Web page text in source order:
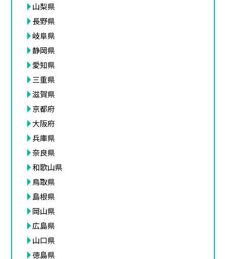
山梨県
長野県
岐阜県
静岡県
愛知県
三重県
滋賀県
京都府
大阪府
兵庫県
奈良県
和歌山県
鳥取県
島根県
岡山県
広島県
山口県
徳島県